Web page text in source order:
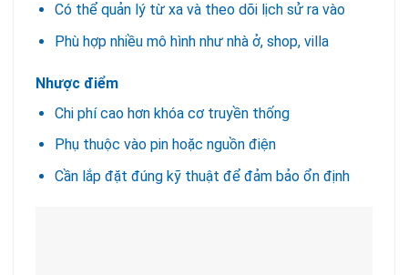
Có thể quản lý từ xa và theo dõi lịch sử ra vào
Phù hợp nhiều mô hình như nhà ở, shop, villa
Nhược điểm
Chi phí cao hơn khóa cơ truyền thống
Phụ thuộc vào pin hoặc nguồn điện
Cần lắp đặt đúng kỹ thuật để đảm bảo ổn định